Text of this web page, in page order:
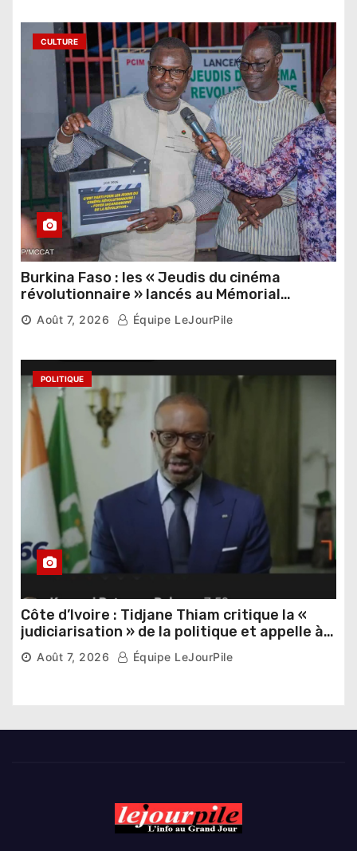
CULTURE
Burkina Faso : les « Jeudis du cinéma
révolutionnaire » lancés au Mémorial
Thomas Sankara
Août 7, 2026 Équipe LeJourPile
POLITIQUE
Côte d’Ivoire : Tidjane Thiam critique la «
judiciarisation » de la politique et appelle à
poursuivre l’apaisement
Août 7, 2026 Équipe LeJourPile